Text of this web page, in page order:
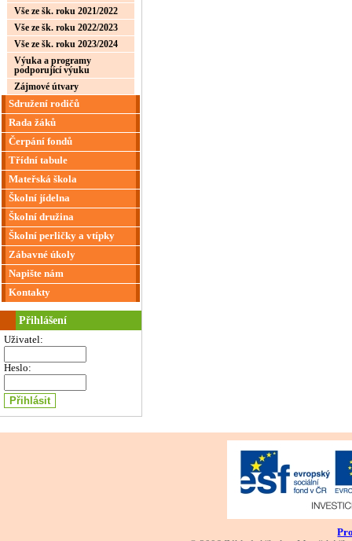
Vše ze šk. roku 2021/2022
Vše ze šk. roku 2022/2023
Vše ze šk. roku 2023/2024
Výuka a programy
podporující výuku
Zájmové útvary
Sdružení rodičů
Rada žáků
Čerpání fondů
Třídní tabule
Mateřská škola
Školní jídelna
Školní družina
Školní perličky a vtípky
Zábavné úkoly
Napište nám
Kontakty
Přihlášení
Uživatel:
Heslo: